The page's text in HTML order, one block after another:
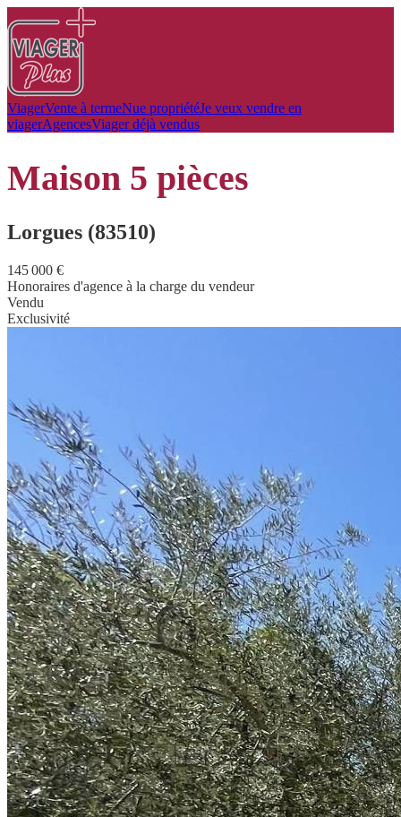
ViagerVente à termeNue propriétéJe veux vendre en
viagerAgencesViager déjà vendus
maison 5 pièces
Lorgues (83510)
145 000 €
Honoraires d'agence à la charge du vendeur
Vendu
Exclusivité